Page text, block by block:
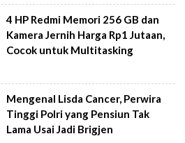
4 HP Redmi Memori 256 GB dan
Kamera Jernih Harga Rp1 Jutaan,
Cocok untuk Multitasking
Mengenal Lisda Cancer, Perwira
Tinggi Polri yang Pensiun Tak
Lama Usai Jadi Brigjen